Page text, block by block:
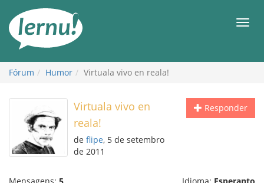
conteúdo
Fórum Humor Virtuala vivo en reala!
Responder
Virtuala vivo en
reala!
de flipe, 5 de setembro
de 2011